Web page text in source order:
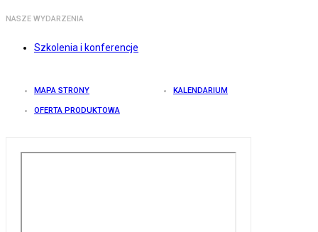
NASZE WYDARZENIA
Szkolenia i konferencje
MAPA STRONY KALENDARIUM
OFERTA PRODUKTOWA